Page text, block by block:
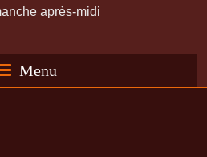
après-midi
Menu